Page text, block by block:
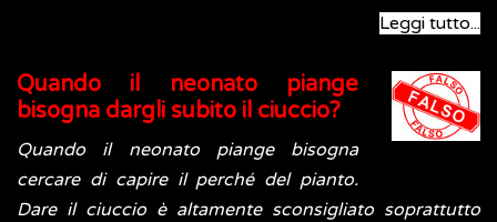
Leggi tutto...
Quando il neonato piange
bisogna dargli subito il ciuccio?
Quando il neonato piange bisogna
cercare di capire il perché del pianto.
Dare il ciuccio è altamente sconsigliato soprattutto